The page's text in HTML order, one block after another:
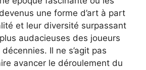
une forme d’art à part
et leur diversité surpassant
audacieuses des joueurs
Il ne s’agit pas
avancer le déroulement du